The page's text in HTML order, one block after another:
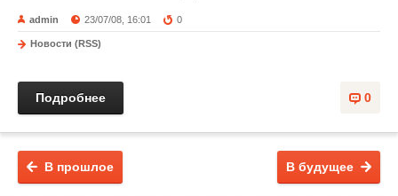
admin 23/07/08, 16:01 0
Новости (RSS)
0
Подробнее
В будущее
В прошлое